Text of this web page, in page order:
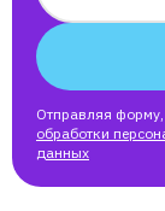
Отправляя форму,
обработки
данных